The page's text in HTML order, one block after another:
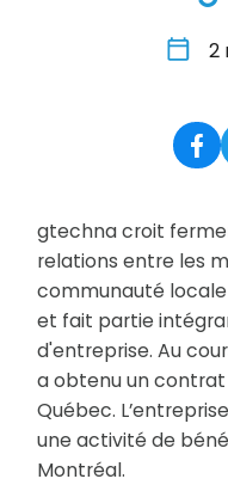
2
gtechna croit
relations entre les
communauté
et fait partie
d'entreprise. Au
a obtenu un
Québec.
une activité de
Montréal.